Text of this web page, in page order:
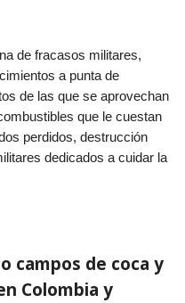
de fracasos militares,
a punta de
de las que se aprovechan
que le cuestan
perdidos, destrucción
dedicados a cuidar la
campos de coca y
Colombia y